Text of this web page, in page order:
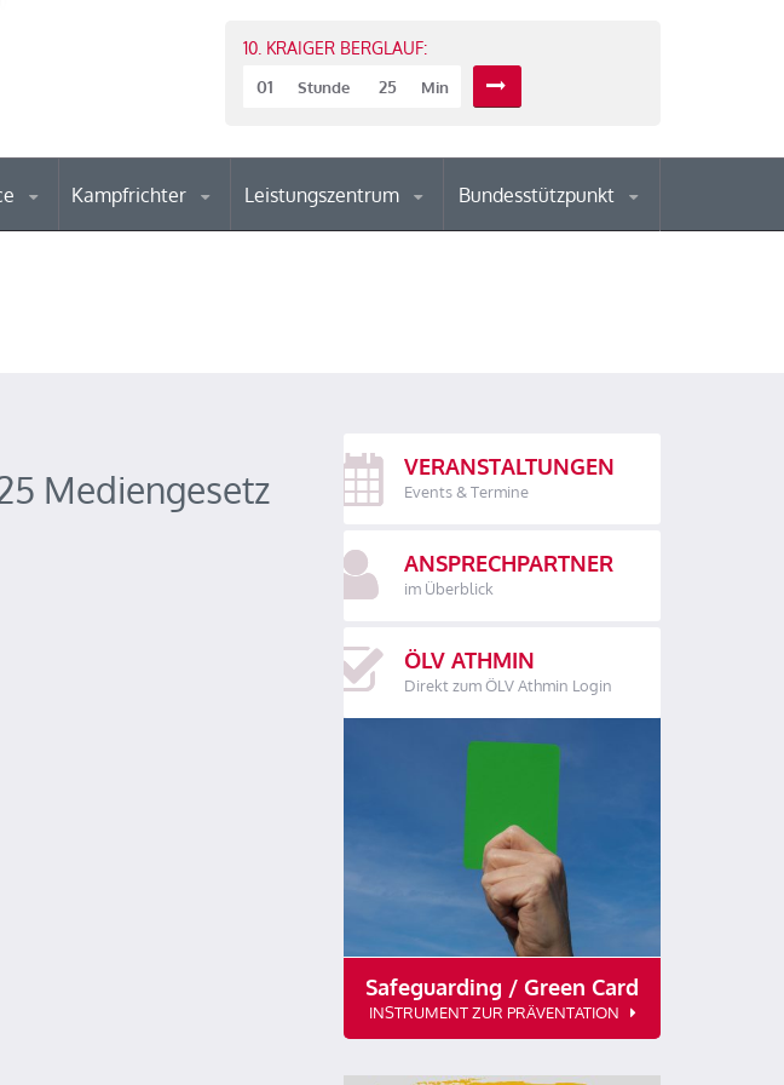
10. KRAIGER BERGLAUF:
01
Stunde 25 Min
Kampfrichter Leistungszentrum Bundesstützpunkt
Mediengesetz
VERANSTALTUNGEN
Events & Termine
ANSPRECHPARTNER
im Überblick
ÖLV ATHMIN
Direkt zum ÖLV Athmin Login
Safeguarding / Green Card
INSTRUMENT ZUR PRÄVENTATION